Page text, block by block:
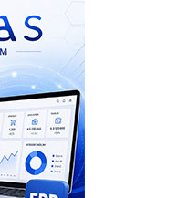
13 YARALI
yapılan son
hayatını
Hayatını
1’inin ise
bir öğretmen
eyleminin
son verdiği teyit